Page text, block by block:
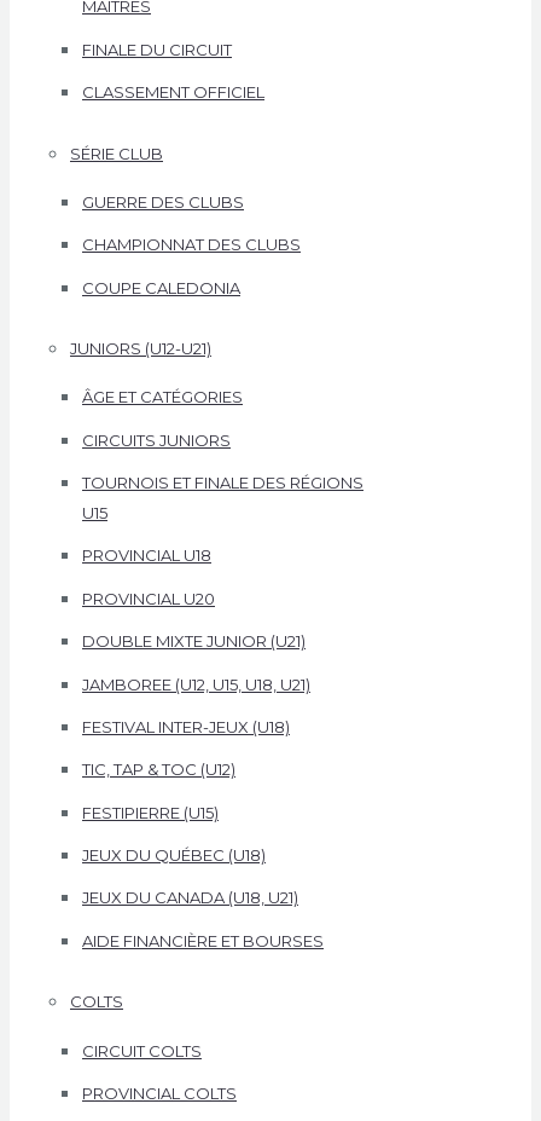
MAÎTRES
FINALE DU CIRCUIT
CLASSEMENT OFFICIEL
SÉRIE CLUB
GUERRE DES CLUBS
CHAMPIONNAT DES CLUBS
COUPE CALEDONIA
JUNIORS (U12-U21)
ÂGE ET CATÉGORIES
CIRCUITS JUNIORS
TOURNOIS ET FINALE DES RÉGIONS
U15
PROVINCIAL U18
PROVINCIAL U20
DOUBLE MIXTE JUNIOR (U21)
JAMBOREE (U12, U15, U18, U21)
FESTIVAL INTER-JEUX (U18)
TIC, TAP & TOC (U12)
FESTIPIERRE (U15)
JEUX DU QUÉBEC (U18)
JEUX DU CANADA (U18, U21)
AIDE FINANCIÈRE ET BOURSES
COLTS
CIRCUIT COLTS
PROVINCIAL COLTS